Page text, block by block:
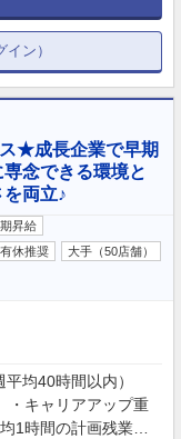
ン）
★成長企業で早期
念できる環境と
両立♪
昇給
有休推奨
大手（50店舗）
均40時間以内）
・キャリアアップ重
1時間の計画残業を